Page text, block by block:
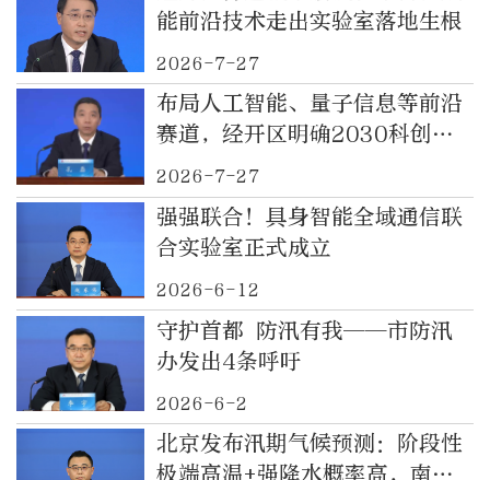
能前沿技术走出实验室落地生根
2026-7-27
布局人工智能、量子信息等前沿
赛道，经开区明确2030科创发
展目标
2026-7-27
强强联合！具身智能全域通信联
合实验室正式成立
2026-6-12
守护首都 防汛有我——市防汛
办发出4条呼吁
2026-6-2
北京发布汛期气候预测：阶段性
极端高温+强降水概率高，南部